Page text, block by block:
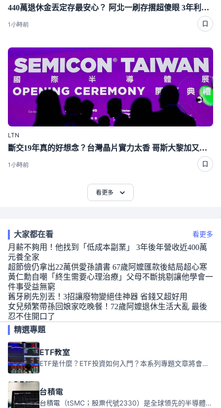
440萬退休金丟定存最安心？ 阿北一刷存摺超傻眼 3年利息僅1千多
1小時前
LTN
斷交19年真的好想念？台灣晶片實力太香 哥斯大黎加又要來台了
1小時前
看更多
大家都在看 看更多
月薪不夠用！他找到「低成本副業」 3年後年營收近400萬
元養全家
超節儉仍拿出22萬供愛孫讀書 67歲阿嬤匯款後結局超心寒
黃仁勳自嘲「終生需要心理治療」父母不斷挑剔讓他學會一
件事受益無窮
舊牙刷先別丟！3招讓廢物變絕佳神器 省錢又超好用
女兒頻繁帶孫回娘家吃晚餐！72歲阿嬤退休生活大亂 最後
忍不住開口了
精選專題
ETF教室
ETF是什麼？ETF投資如何入門？本系列專題文章將會告訴你新手必須知道的ETF基礎知識。
台積電
台積電（tSMC；股票代號2330）是全球領先的半導體代工公司，成立於1987年，總部位於台灣新竹。且已於美國、日本、德國及中國設廠，台積電是全球首家專業積體電路製造服務公司，也是全球最先進和最大規模的半導體代工廠。